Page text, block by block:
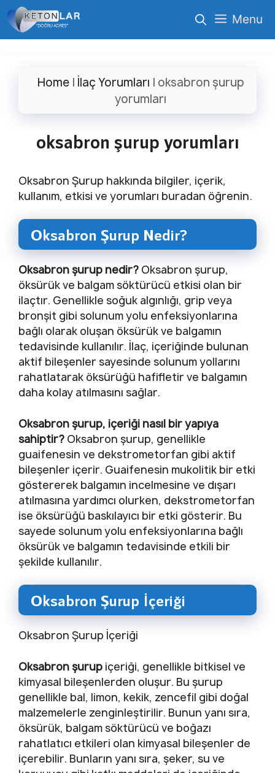
İçeriğe
atla
Menu
Home| İlaç Yorumları | oksabron şurup
yorumları
oksabron şurup yorumları
Oksabron Şurup hakkında bilgiler, içerik,
kullanım, etkisi ve yorumları buradan öğrenin.
Oksabron Şurup Nedir?
Oksabron şurup nedir? Oksabron şurup,
öksürük ve balgam söktürücü etkisi olan bir
ilaçtır. Genellikle soğuk algınlığı, grip veya
bronşit gibi solunum yolu enfeksiyonlarına
bağlı olarak oluşan öksürük ve balgamın
tedavisinde kullanılır. İlaç, içeriğinde bulunan
aktif bileşenler sayesinde solunum yollarını
rahatlatarak öksürüğü hafifletir ve balgamın
daha kolay atılmasını sağlar.
Oksabron şurup, içeriği nasıl bir yapıya
sahiptir? Oksabron şurup, genellikle
guaifenesin ve dekstrometorfan gibi aktif
bileşenler içerir. Guaifenesin mukolitik bir etki
göstererek balgamın incelmesine ve dışarı
atılmasına yardımcı olurken, dekstrometorfan
ise öksürüğü baskılayıcı bir etki gösterir. Bu
sayede solunum yolu enfeksiyonlarına bağlı
öksürük ve balgamın tedavisinde etkili bir
şekilde kullanılır.
Oksabron Şurup İçeriği
Oksabron Şurup İçeriği
Oksabron şurup içeriği, genellikle bitkisel ve
kimyasal bileşenlerden oluşur. Bu şurup
genellikle bal, limon, kekik, zencefil gibi doğal
malzemelerle zenginleştirilir. Bunun yanı sıra,
öksürük, balgam söktürücü ve boğazı
rahatlatıcı etkileri olan kimyasal bileşenler de
içerebilir. Bunların yanı sıra, şeker, su ve